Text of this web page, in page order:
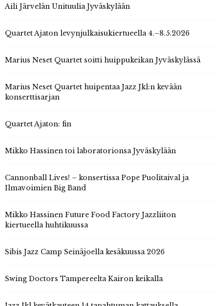
Aili Järvelän Unituulia Jyväskylään
Quartet Ajaton levynjulkaisukiertueella 4.–8.5.2026
Marius Neset Quartet soitti huippukeikan Jyväskylässä
Marius Neset Quartet huipentaa Jazz Jkl:n kevään
konserttisarjan
Quartet Ajaton: fin
Mikko Hassinen toi laboratorionsa Jyväskylään
Cannonball Lives! – konsertissa Pope Puolitaival ja
Ilmavoimien Big Band
Mikko Hassinen Future Food Factory Jazzliiton
kiertueella huhtikuussa
Sibis Jazz Camp Seinäjoella kesäkuussa 2026
Swing Doctors Tampereelta Kairon keikalla